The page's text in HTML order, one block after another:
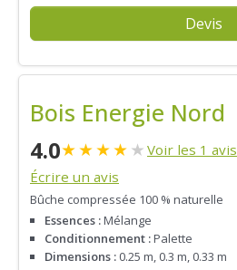
Devis
Bois Energie Nord
4.0★★★★★ Voir les 1 avis
Écrire un avis
Bûche compressée 100 % naturelle
Essences :Mélange
Conditionnement :Palette
Dimensions : 0.25 m, 0.3 m, 0.33 m